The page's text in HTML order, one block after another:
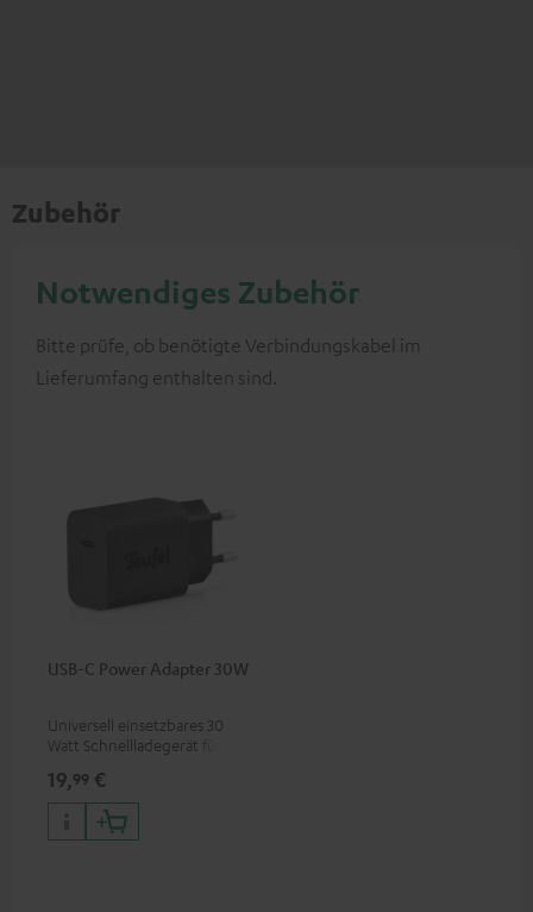
Zubehör
Notwendiges Zubehör
Bitte prüfe, ob benötigte Verbindungskabel im
Lieferumfang enthalten sind.
USB-C Power Adapter 30W
Universell einsetzbares 30
Watt Schnellladegerät für
Apple iPhones, Android
Smartphones, Tablets und
Geräte mit USB-C-Anschluss
19,99 €